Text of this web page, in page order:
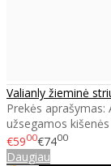
Valianly žieminė
Prekės
užsegamos kišenės
€5900€7400
Daugiau